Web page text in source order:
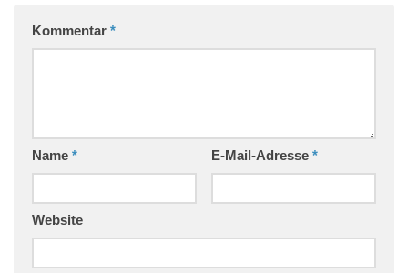
Kommentar *
Name * E-Mail-Adresse *
Website